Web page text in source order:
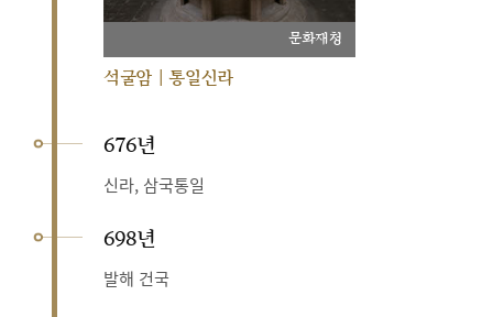
문화재청
석굴암 | 통일신라
676년
신라, 삼국통일
698년
발해 건국